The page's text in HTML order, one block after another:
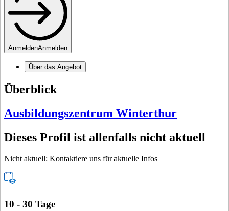
AnmeldenAnmelden
Über das Angebot
Überblick
Ausbildungszentrum Winterthur
Dieses Profil ist allenfalls nicht aktuell
Nicht aktuell: Kontaktiere uns für aktuelle Infos
10 - 30 Tage